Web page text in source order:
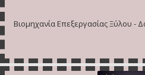
Βιομηχανία Επεξεργασίας Ξύλου -